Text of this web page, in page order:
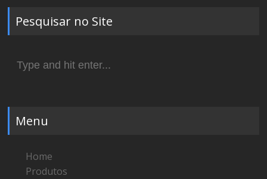
Pesquisar no Site
for:
Menu
Home
Produtos